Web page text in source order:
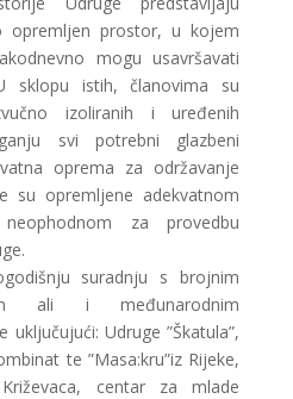
opremljen prostor, u kojem
mogu usavršavati
sklopu istih, članovima su
izoliranih i uređenih
svi potrebni glazbeni
oprema za održavanje
su opremljene adekvatnom
za provedbu
suradnju s brojnim
ali i međunarodnim
Udruge ”Škatula”,
te ”Masa:kru”iz Rijeke,
Križevaca, centar za mlade